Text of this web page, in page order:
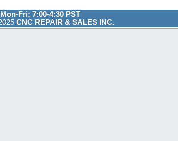
Mon-Fri: 7:00-4:30 PST
CNC REPAIR & SALES INC.